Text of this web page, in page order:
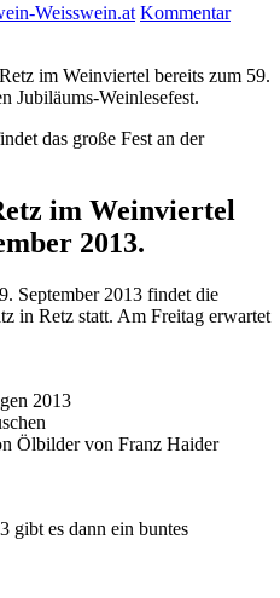
Weisswein.at Kommentar
im Weinviertel bereits zum 59.
Jubiläums-Weinlesefest.
das große Fest an der
im Weinviertel
2013.
September 2013 findet die
in Retz statt. Am Freitag erwartet
2013
Ölbilder von Franz Haider
gibt es dann ein buntes